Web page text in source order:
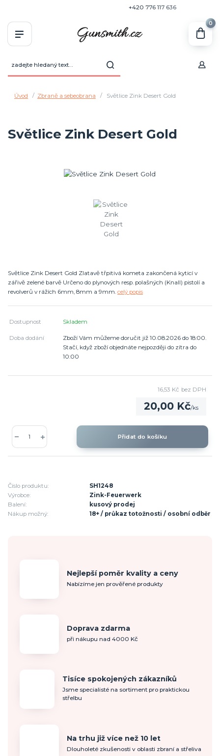
+420 776 117 636
0
Úvod Zbraně a sebeobrana Světlice Zink Desert Gold
Světlice Zink Desert Gold
Světlice Zink Desert Gold Zlatavě třpitivá kometa zakončená kyticí v
zářivě zelené barvě Určeno do plynových resp. polašných (Knall) pistolí a
revolverů v rážích 6mm, 8mm a 9mm. celý popis
Dostupnost Skladem
Doba dodání
Zboží Vám můžeme doručit již 10.08.2026 do 18:00.
Stačí, když zboží objednáte nejpozději do zítra do
10:00
20,00 Kč/ks
16,53 Kč bez DPH
Přidat do košíku
Číslo produktu:
SH1248
Výrobce:
Zink-Feuerwerk
Balení:
kusový prodej
Nákup možný:
18+ / průkaz totožnosti / osobní odběr
Nejlepší poměr kvality a ceny
Nabízíme jen prověřené produkty
Doprava zdarma
při nákupu nad 4000 Kč
Tisíce spokojených zákazníků
Jsme specialisté na sortiment pro praktickou
střelbu
Na trhu již více než 10 let
Dlouholeté zkušenosti v oblasti zbraní a střeliva